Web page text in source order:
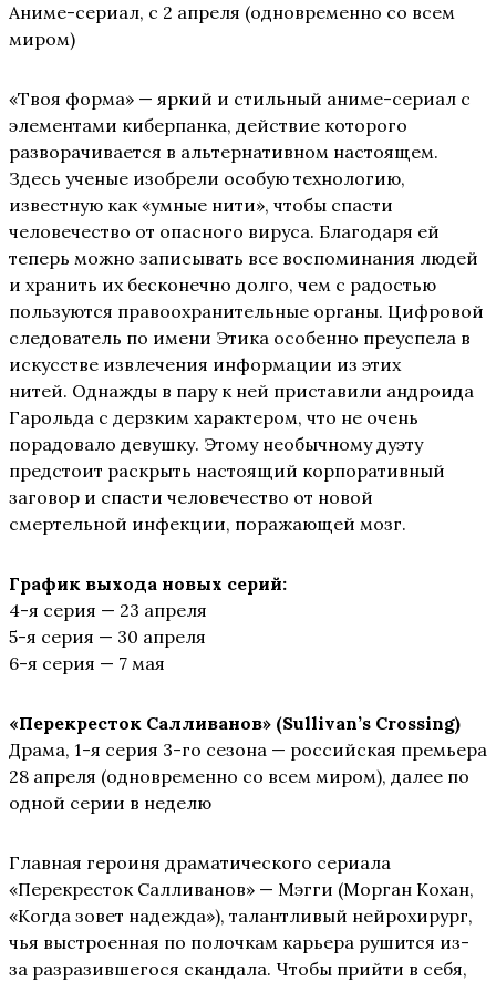
Аниме-сериал, с 2 апреля (одновременно со всем
миром)
«Твоя форма» — яркий и стильный аниме-сериал с
элементами киберпанка, действие которого
разворачивается в альтернативном настоящем.
Здесь ученые изобрели особую технологию,
известную как «умные нити», чтобы спасти
человечество от опасного вируса. Благодаря ей
теперь можно записывать все воспоминания людей
и хранить их бесконечно долго, чем с радостью
пользуются правоохранительные органы. Цифровой
следователь по имени Этика особенно преуспела в
искусстве извлечения информации из этих
нитей. Однажды в пару к ней приставили андроида
Гарольда с дерзким характером, что не очень
порадовало девушку. Этому необычному дуэту
предстоит раскрыть настоящий корпоративный
заговор и спасти человечество от новой
смертельной инфекции, поражающей мозг.
График выхода новых серий:
4-я серия — 23 апреля
5-я серия — 30 апреля
6-я серия — 7 мая
«Перекресток Салливанов» (Sullivan’s Crossing)
Драма, 1-я серия 3-го сезона — российская премьера
28 апреля (одновременно со всем миром), далее по
одной серии в неделю
Главная героиня драматического сериала
«Перекресток Салливанов» — Мэгги (Морган Кохан,
«Когда зовет надежда»), талантливый нейрохирург,
чья выстроенная по полочкам карьера рушится из-
за разразившегося скандала. Чтобы прийти в себя,